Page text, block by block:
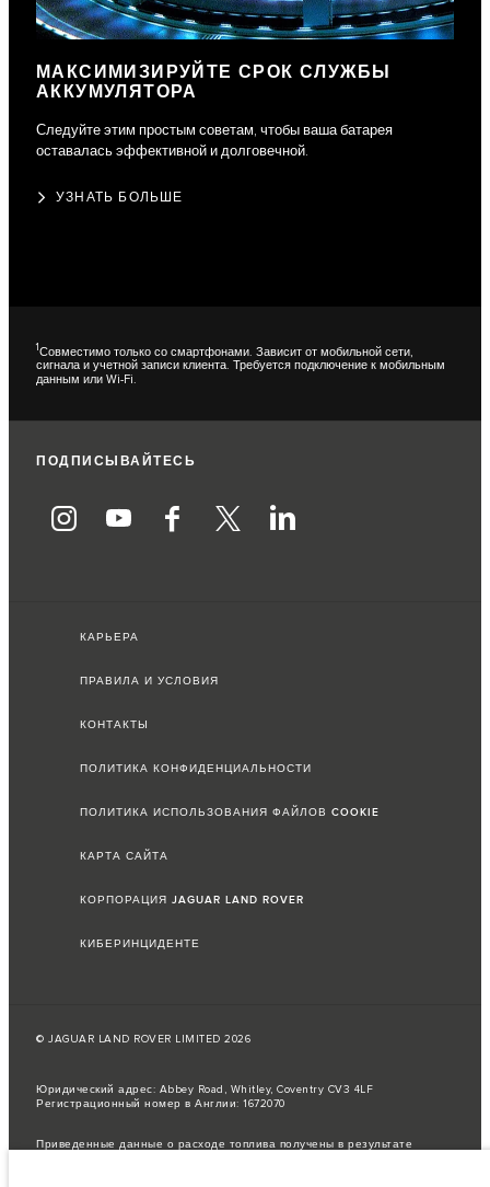
МАКСИМИЗИРУЙТЕ СРОК СЛУЖБЫ
АККУМУЛЯТОРА
Следуйте этим простым советам, чтобы ваша батарея
оставалась эффективной и долговечной.
УЗНАТЬ БОЛЬШЕ
1Совместимо только со смартфонами. Зависит от мобильной сети,
сигнала и учетной записи клиента. Требуется подключение к мобильным
данным или Wi-Fi.
ПОДПИСЫВАЙТЕСЬ
КАРЬЕРА
ПРАВИЛА И УСЛОВИЯ
КОНТАКТЫ
ПОЛИТИКА КОНФИДЕНЦИАЛЬНОСТИ
ПОЛИТИКА ИСПОЛЬЗОВАНИЯ ФАЙЛОВ COOKIE
КАРТА САЙТА
КОРПОРАЦИЯ JAGUAR LAND ROVER
КИБЕРИНЦИДЕНТЕ
© JAGUAR LAND ROVER LIMITED 2026
Юридический адрес: Abbey Road, Whitley, Coventry CV3 4LF
Регистрационный номер в Англии: 1672070
Приведенные данные о расходе топлива получены в результате